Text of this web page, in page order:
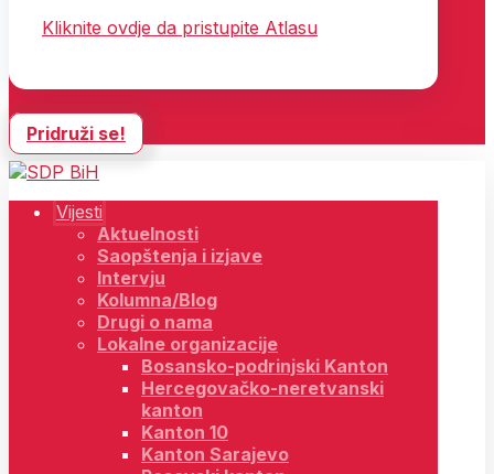
Kliknite ovdje da pristupite Atlasu
Pridruži se!
Vijesti
Aktuelnosti
Saopštenja i izjave
Intervju
Kolumna/Blog
Drugi o nama
Lokalne organizacije
Bosansko-podrinjski Kanton
Hercegovačko-neretvanski
kanton
Kanton 10
Kanton Sarajevo